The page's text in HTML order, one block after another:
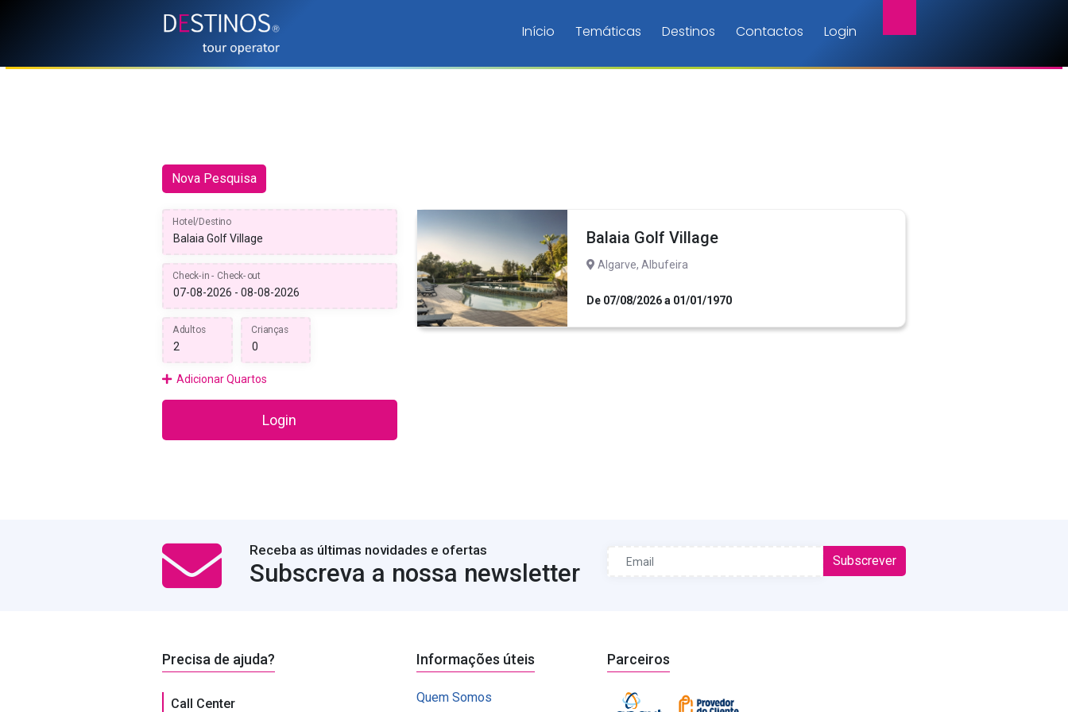
Início Temáticas Destinos Contactos Login
Nova Pesquisa
Hotel/Destino
Check-in - Check-out
Adultos Crianças
Adicionar Quartos
Login
Balaia Golf Village
Algarve, Albufeira
De 07/08/2026 a 01/01/1970
Receba as últimas novidades e ofertas
Subscreva a nossa newsletter Subscrever
Precisa de ajuda?
Call Center
Informações úteis
Quem Somos
Parceiros